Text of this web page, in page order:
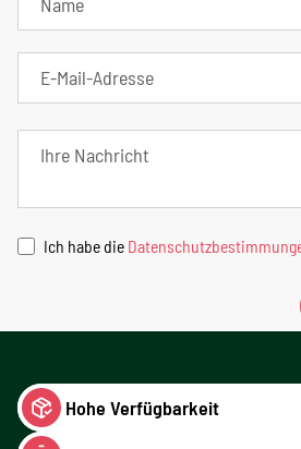
Ich habe die
Hohe Verfügbarkeit